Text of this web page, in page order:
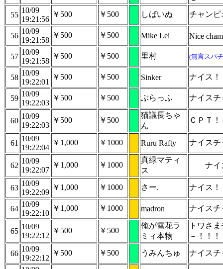
55
10/09
19:21:56
￥500 ￥500 しばいぬ チャンピ
56
10/09
19:21:58
￥500 ￥500 Mike Lei Nice
57
10/09
19:21:58
￥500 ￥500 里村 (無言スパ
58
10/09
19:22:01
￥500 ￥500 Sinker ナイス！
59
10/09
19:22:03
￥500 ￥500 ぶらっふ ナイスチ
60
10/09
19:22:03
￥500 ￥500
猫議長ちゃ
ん
ＣＰＴ
61
10/09
19:22:04
￥1,000 ￥1000 Ruru Rafty ナイスチ
62
10/09
19:22:07
￥1,000 ￥1000
真緑マティ
ス
ナイ
63
10/09
19:22:09
￥1,000 ￥1000 さー. ナイス！
64
10/09
19:22:10
￥1,000 ￥1000 madron ナイスチ
65
10/09
19:22:12
￥500 ￥500
俺が雪花ラ
ミィ本物
トワさ
－！！！
66
10/09
19:22:12
￥500 ￥500 うみんちゅ
ナイスチ